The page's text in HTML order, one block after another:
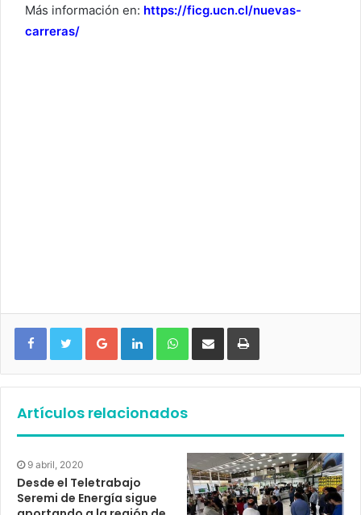
Más información en: https://ficg.ucn.cl/nuevas-
carreras/
Google+ LinkedIn WhatsApp
Artículos relacionados
9 abril, 2020
Desde el Teletrabajo
Seremi de Energía sigue